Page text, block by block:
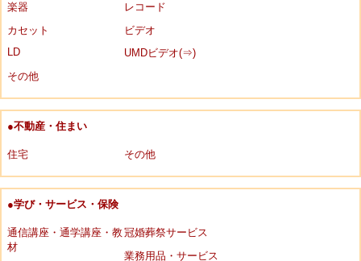
楽器
レコード
カセット
ビデオ
LD
UMDビデオ(⇒)
その他
●不動産・住まい
住宅 その他
●学び・サービス・保険
通信講座・通学講座・教
材
冠婚葬祭サービス
業務用品・サービス